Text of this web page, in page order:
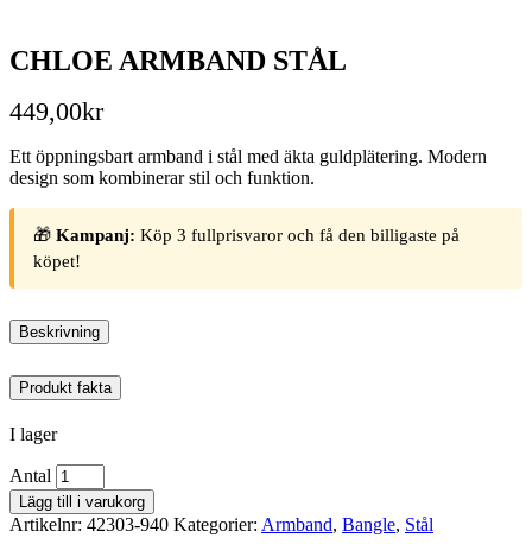
CHLOE ARMBAND STÅL
449,00kr
Ett öppningsbart armband i stål med äkta guldplätering. Modern
design som kombinerar stil och funktion.
🎁 Kampanj: Köp 3 fullprisvaror och få den billigaste på
köpet!
Beskrivning
Produkt fakta
I lager
Antal
Lägg till i varukorg
Artikelnr: 42303-940 Kategorier: Armband, Bangle, Stål